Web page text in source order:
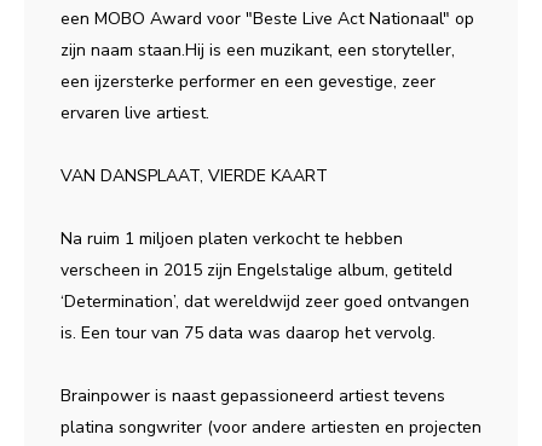
een MOBO Award voor "Beste Live Act Nationaal" op
zijn naam staan.Hij is een muzikant, een storyteller,
een ijzersterke performer en een gevestige, zeer
ervaren live artiest.
VAN DANSPLAAT, VIERDE KAART
Na ruim 1 miljoen platen verkocht te hebben
verscheen in 2015 zijn Engelstalige album, getiteld
‘Determination’, dat wereldwijd zeer goed ontvangen
is. Een tour van 75 data was daarop het vervolg.
Brainpower is naast gepassioneerd artiest tevens
platina songwriter (voor andere artiesten en projecten